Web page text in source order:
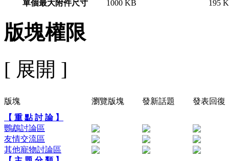
單個最大附件尺寸
1000 KB 195
版塊權限
[ 展開 ]
版塊 瀏覽版塊 發新話題
發表回復
【 重 點 討 論 】
鸚鵡討論區
友情交流區
其他寵物討論區